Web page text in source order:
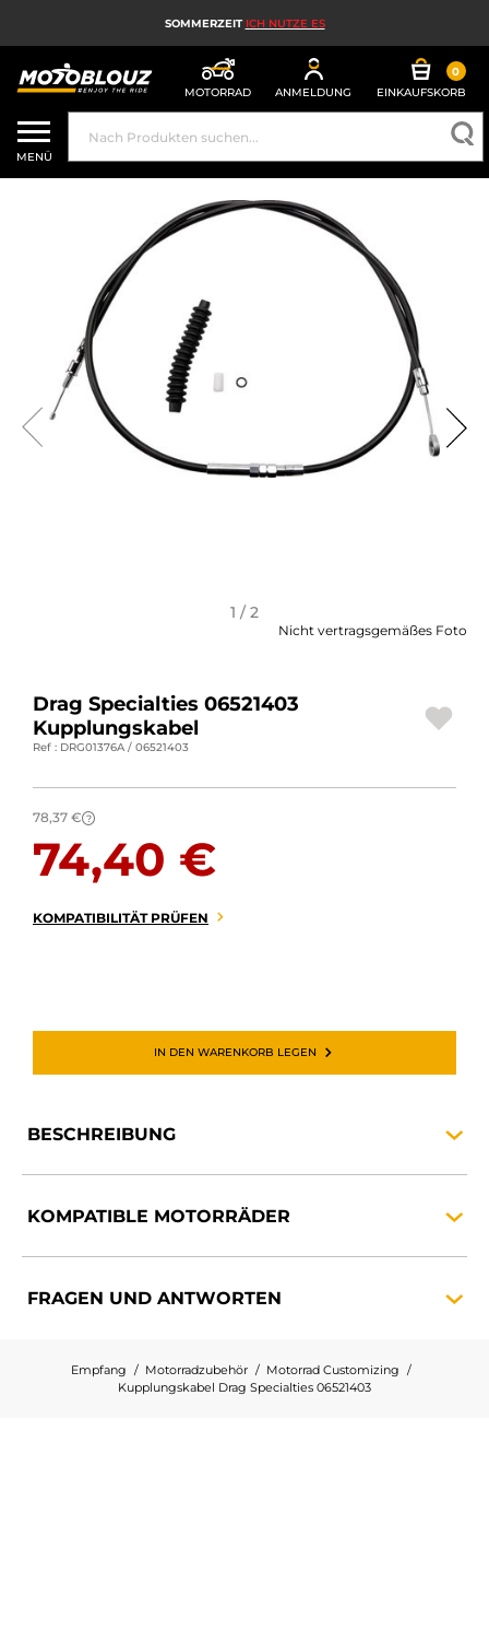
SOMMERZEIT ICH NUTZE ES
MOTORRAD ANMELDUNG
0
EINKAUFSKORB
MOTORRADHELM
MOTORRADAUSRÜSTUNG FÜR HERREN
MOTORRADAUSRÜSTUNG FÜR DAMEN
MX, ENDURO UND TRAIL
HIGH-TECH-MOTORRAD
MOTORRAD-AIRBAG
MOTORRADTEILE UND WERKZEUGE
MOTORRADZUBEHÖR
SPEZIELLE ANGEBOTE UND SONDERAKTIONEN
DE | EUR € — ÄNDERN
MARKEN
MENÜ
1 / 2
Nicht vertragsgemäßes Foto
Drag Specialties 06521403
Kupplungskabel
Ref : DRG01376A / 06521403
78,37 € ?
74,40 €
KOMPATIBILITÄT PRÜFEN
IN DEN WARENKORB LEGEN
BESCHREIBUNG
KOMPATIBLE MOTORRÄDER
FRAGEN UND ANTWORTEN
Empfang Motorradzubehör
Motorrad Customizing
Kupplungskabel Drag Specialties 06521403